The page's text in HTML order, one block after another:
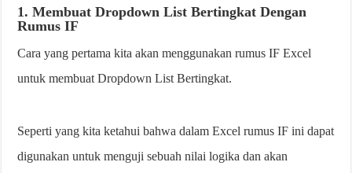
1. Membuat Dropdown List Bertingkat Dengan
Rumus IF
Cara yang pertama kita akan menggunakan rumus IF Excel
untuk membuat Dropdown List Bertingkat.
Seperti yang kita ketahui bahwa dalam Excel rumus IF ini dapat
digunakan untuk menguji sebuah nilai logika dan akan